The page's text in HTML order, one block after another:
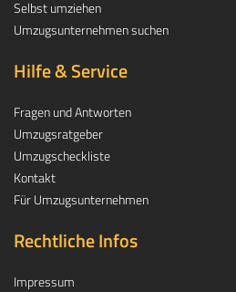
Selbst umziehen
Umzugsunternehmen suchen
Hilfe & Service
Fragen und Antworten
Umzugsratgeber
Umzugscheckliste
Kontakt
Für Umzugsunternehmen
Rechtliche Infos
Impressum